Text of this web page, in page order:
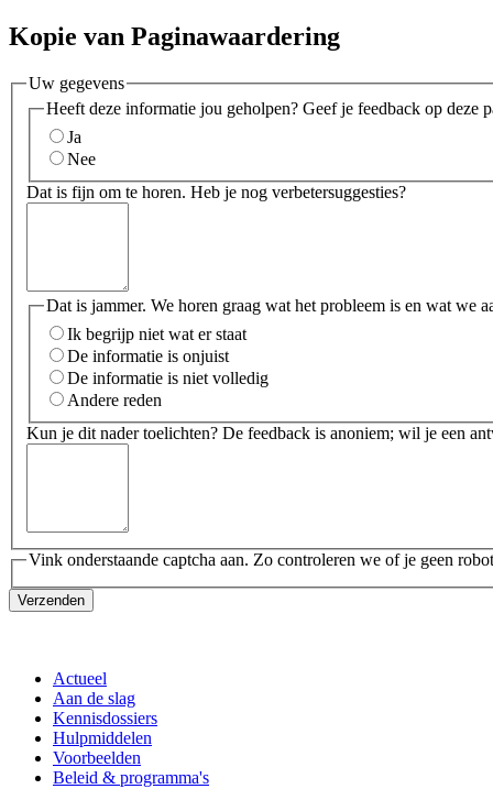
Kopie van Paginawaardering
Uw gegevens
Heeft deze informatie jou geholpen? Geef je feedback op deze
Ja
Nee
Dat is fijn om te horen. Heb je nog verbetersuggesties?
Dat is jammer. We horen graag wat het probleem is en wat we
Ik begrijp niet wat er staat
De informatie is onjuist
De informatie is niet volledig
Andere reden
Kun je dit nader toelichten? De feedback is anoniem; wil je een
Vink onderstaande captcha aan. Zo controleren we of je geen
Verzenden
Actueel
Aan de slag
Kennisdossiers
Hulpmiddelen
Voorbeelden
Beleid & programma's